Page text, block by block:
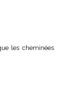
les cheminées